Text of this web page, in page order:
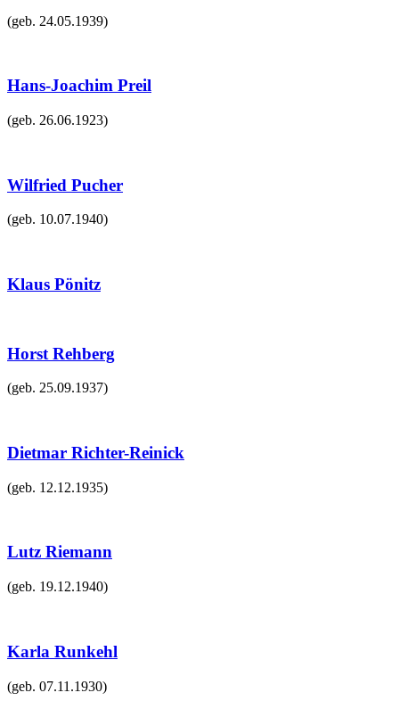
(geb. 24.05.1939)
Hans-Joachim Preil
(geb. 26.06.1923)
Wilfried Pucher
(geb. 10.07.1940)
Klaus Pönitz
Horst Rehberg
(geb. 25.09.1937)
Dietmar Richter-Reinick
(geb. 12.12.1935)
Lutz Riemann
(geb. 19.12.1940)
Karla Runkehl
(geb. 07.11.1930)